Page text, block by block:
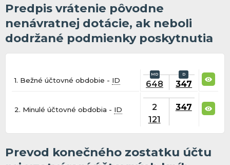
Predpis vrátenie pôvodne
nenávratnej dotácie, ak neboli
dodržané podmienky poskytnutia
1. Bežné účtovné obdobie - ID 648 347
2. Minulé účtovné obdobia - ID
2
121
347
Prevod konečného zostatku účtu